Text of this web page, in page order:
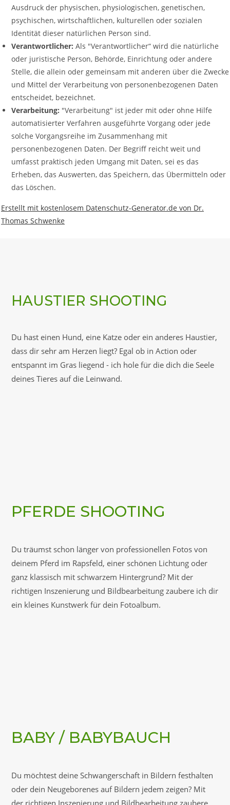
Ausdruck der physischen, physiologischen, genetischen,
psychischen, wirtschaftlichen, kulturellen oder sozialen
Identität dieser natürlichen Person sind.
Verantwortlicher: Als "Verantwortlicher“ wird die natürliche
oder juristische Person, Behörde, Einrichtung oder andere
Stelle, die allein oder gemeinsam mit anderen über die Zwecke
und Mittel der Verarbeitung von personenbezogenen Daten
entscheidet, bezeichnet.
Verarbeitung: "Verarbeitung" ist jeder mit oder ohne Hilfe
automatisierter Verfahren ausgeführte Vorgang oder jede
solche Vorgangsreihe im Zusammenhang mit
personenbezogenen Daten. Der Begriff reicht weit und
umfasst praktisch jeden Umgang mit Daten, sei es das
Erheben, das Auswerten, das Speichern, das Übermitteln oder
das Löschen.
Erstellt mit kostenlosem Datenschutz-Generator.de von Dr.
Thomas Schwenke
HAUSTIER SHOOTING
Du hast einen Hund, eine Katze oder ein anderes Haustier,
dass dir sehr am Herzen liegt? Egal ob in Action oder
entspannt im Gras liegend - ich hole für die dich die Seele
deines Tieres auf die Leinwand.
PFERDE SHOOTING
Du träumst schon länger von professionellen Fotos von
deinem Pferd im Rapsfeld, einer schönen Lichtung oder
ganz klassisch mit schwarzem Hintergrund? Mit der
richtigen Inszenierung und Bildbearbeitung zaubere ich dir
ein kleines Kunstwerk für dein Fotoalbum.
BABY / BABYBAUCH
Du möchtest deine Schwangerschaft in Bildern festhalten
oder dein Neugeborenes auf Bildern jedem zeigen? Mit
der richtigen Inszenierung und Bildbearbeitung zaubere